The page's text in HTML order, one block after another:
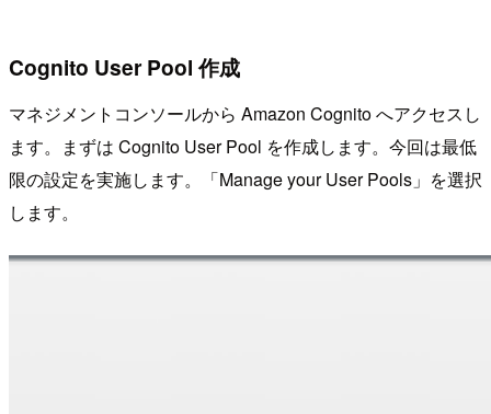
Cognito User Pool 作成
マネジメントコンソールから Amazon Cognito へアクセスし
ます。まずは Cognito User Pool を作成します。今回は最低
限の設定を実施します。「Manage your User Pools」を選択
します。